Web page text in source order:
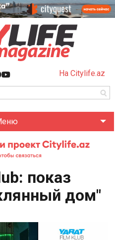
На Citylife.az
показ
дом"